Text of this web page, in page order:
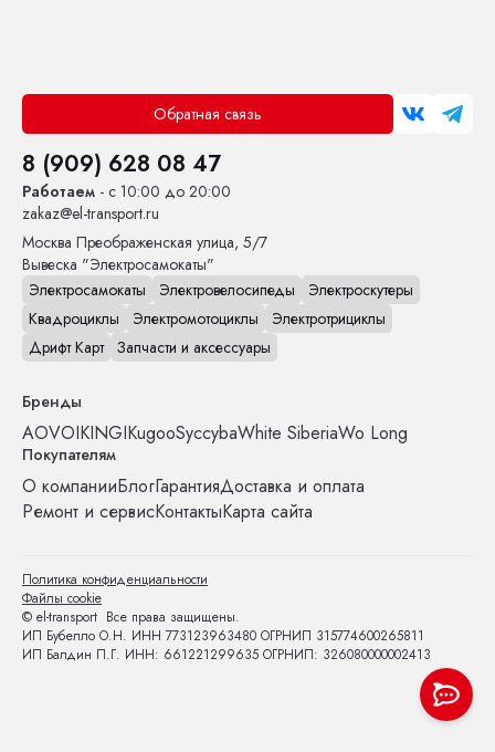
Обратная связь
8 (909) 628 08 47
Работаем - с 10:00 до 20:00
zakaz@el-transport.ru
Москва Преображенская улица, 5/7
Вывеска "Электросамокаты"
Электросамокаты
Электровелосипеды
Электроскутеры
Квадроциклы
Электромотоциклы
Электротрициклы
Дрифт Карт Запчасти и аксессуары
Бренды
AOVOIKINGIKugooSyccybaWhite SiberiaWo Long
Покупателям
О компанииБлогГарантияДоставка и оплата
Ремонт и сервисКонтактыКарта сайта
© el-transport Все права защищены.
ИП Бубелло О.Н. ИНН 773123963480 ОГРНИП 315774600265811
ИП Балдин П.Г. ИНН: 661221299635 ОГРНИП: 326080000002413
Политика конфиденциальности
Файлы cookie